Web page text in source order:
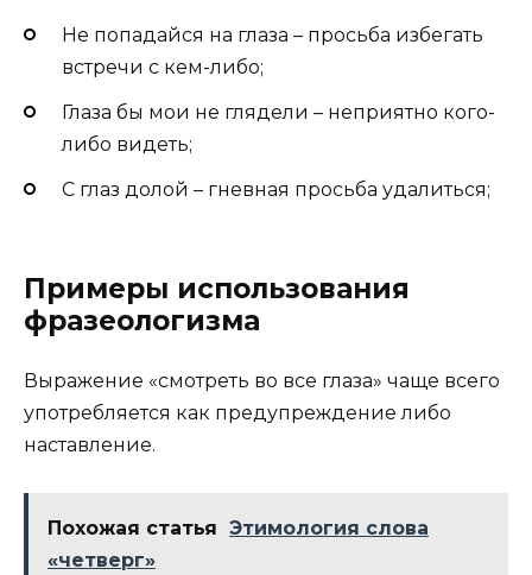
Не попадайся на глаза – просьба избегать
встречи с кем-либо;
Глаза бы мои не глядели – неприятно кого-
либо видеть;
С глаз долой – гневная просьба удалиться;
Примеры использования
фразеологизма
Выражение «смотреть во все глаза» чаще всего
употребляется как предупреждение либо
наставление.
Похожая статья Этимология слова
«четверг»